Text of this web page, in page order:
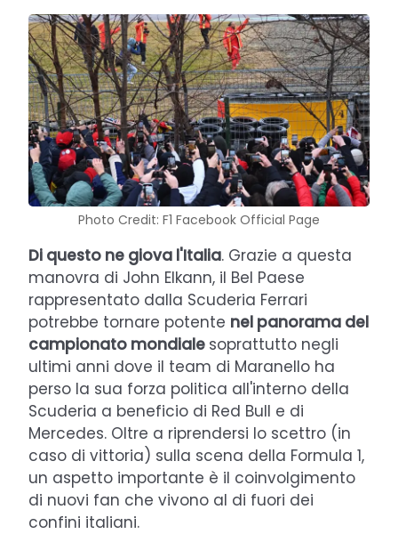
Photo Credit: F1 Facebook Official Page
Di questo ne giova l'Italia. Grazie a questa
manovra di John Elkann, il Bel Paese
rappresentato dalla Scuderia Ferrari
potrebbe tornare potente nel panorama del
campionato mondiale soprattutto negli
ultimi anni dove il team di Maranello ha
perso la sua forza politica all'interno della
Scuderia a beneficio di Red Bull e di
Mercedes. Oltre a riprendersi lo scettro (in
caso di vittoria) sulla scena della Formula 1,
un aspetto importante è il coinvolgimento
di nuovi fan che vivono al di fuori dei
confini italiani.